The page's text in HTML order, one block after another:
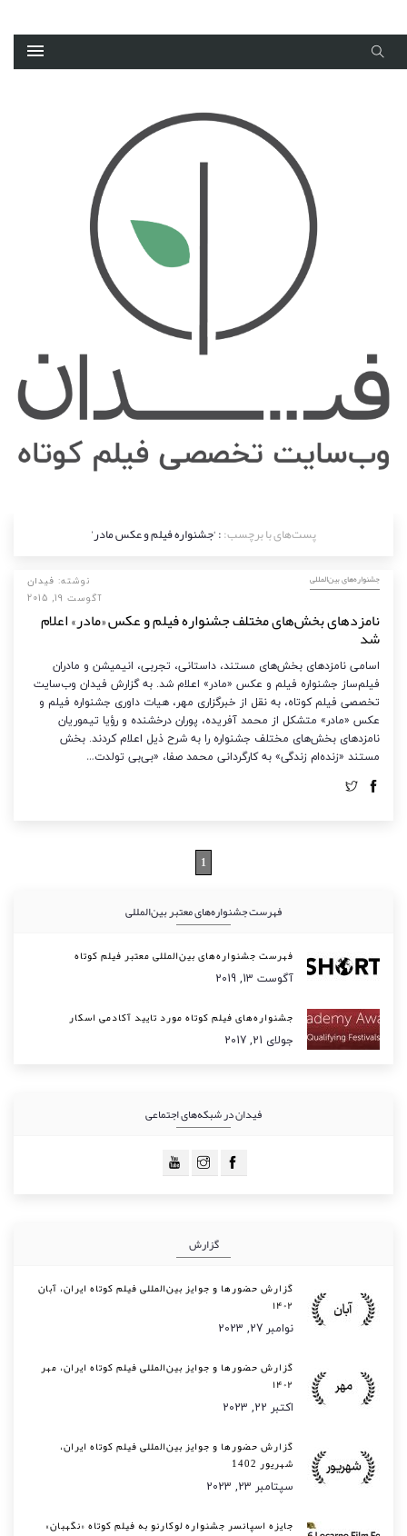
پست‌های با برچسب:: ‘جشنواره فیلم و عکس مادر’
‌‌جشنواره‌های بین‌المللی نوشته: فیدان
آگوست 19, 2015
نامزدهای بخش‌های مختلف جشنواره فیلم و عکس «مادر» اعلام
شد
اسامی نامزدهای بخش‌های مستند، داستانی، تجربی، انیمیشن و مادران
فیلم‌ساز جشنواره فیلم و عکس «مادر» اعلام شد. به گزارش فیدان وب‌سایت
تخصصی فیلم کوتاه، به نقل از خبرگزاری مهر، هیات داوری جشنواره فیلم و
عکس «مادر» متشکل از محمد آفریده، پوران درخشنده و رؤیا تیموریان
نامزدهای بخش‌های مختلف جشنواره را به شرح ذیل اعلام کردند. بخش
مستند «زنده‌ام زندگی» به کارگردانی محمد صفا، «بی‌بی تولدت…
1
فهرست جشنواره‌های معتبر بین‌المللی
فهرست جشنواره‌های بین‌المللی معتبر فیلم کوتاه
آگوست 13, 2019
جشنواره‌های فیلم کوتاه مورد تایید آکادمی اسکار
جولای 21, 2017
فیدان در شبکه‌های اجتماعی
گزارش
گزارش حضورها و جوایز بین‌المللی فیلم کوتاه ایران، آبان
۱۴۰۲
نوامبر 27, 2023
گزارش حضورها و جوایز بین‌المللی فیلم کوتاه ایران، مهر
۱۴۰۲
اکتبر 22, 2023
گزارش حضورها و جوایز بین‌المللی فیلم کوتاه ایران،
شهریور 1402
سپتامبر 23, 2023
جایزه اسپانسر جشنواره لوکارنو به فیلم کوتاه «نگهبان»